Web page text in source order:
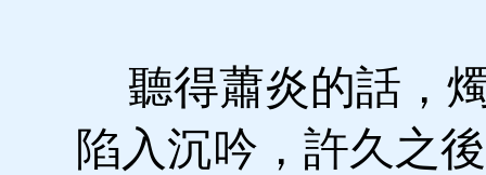
聽得蕭炎的話，
陷入沉吟，許久之